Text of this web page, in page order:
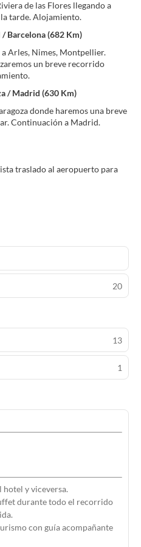
de las Flores llegando a
tarde. Alojamiento.
/ Barcelona (682 Km)
a Arles, Nimes, Montpellier.
un breve recorrido
/ Madrid (630 Km)
donde haremos una breve
Continuación a Madrid.
traslado al aeropuerto para
20
13
1
hotel y viceversa.
durante todo el recorrido
con guía acompañante